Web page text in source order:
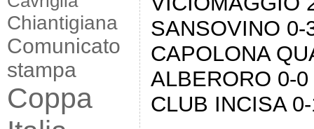
Chiantigiana
Comunicato
stampa
Coppa
SANSOVINO 0-
CAPOLONA
ALBERORO 0-
CLUB INCISA